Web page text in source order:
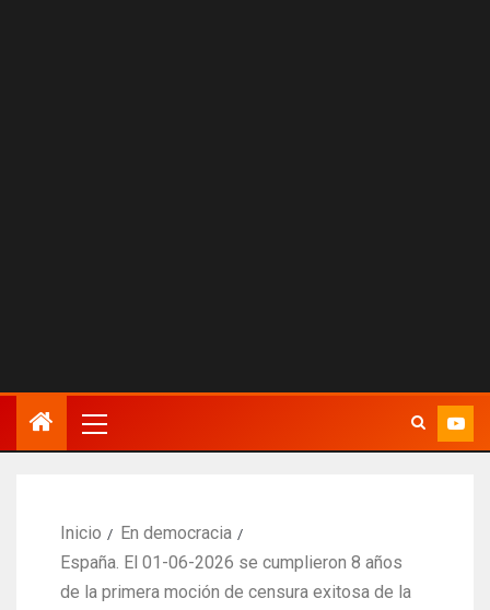
Inicio
En democracia
España. El 01-06-2026 se cumplieron 8 años
de la primera moción de censura exitosa de la